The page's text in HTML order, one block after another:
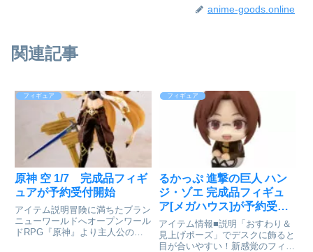
anime-goods.online
関連記事
フィギュア
原神 空 1/7 完成品フィギ
ュアが予約受付開始
アイテム説明冒険に満ちたブラン
ニューワールドへオープンワール
ドRPG『原神』より主人公の
フィギュア
るかっぷ 進撃の巨人 ハン
ジ・ゾエ 完成品フィギュ
ア[メガハウス]が予約受付
中
アイテム情報■説明「おすわり＆
見上げポーズ」でデスクに飾ると
目が合いやすい！新感覚のフィギ